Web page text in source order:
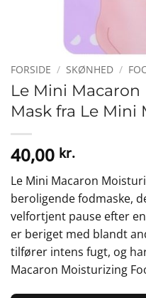
FORSIDE / SKØNHED /
Le Mini
Mask fra Le Mini
40,00 kr.
Le Mini Macaron
beroligende fodmaske,
velfortjent pause efter
er beriget med blandt
tilfører intens fugt, og
Macaron Moisturizing